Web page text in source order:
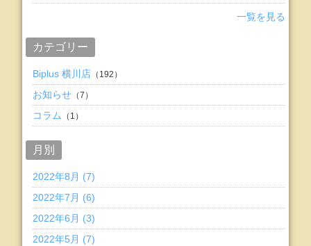
一覧を見る
カテゴリー
Biplus 横川店 （192）
お知らせ （7）
コラム （1）
月別
2022年8月 (7)
2022年7月 (6)
2022年6月 (3)
2022年5月 (7)